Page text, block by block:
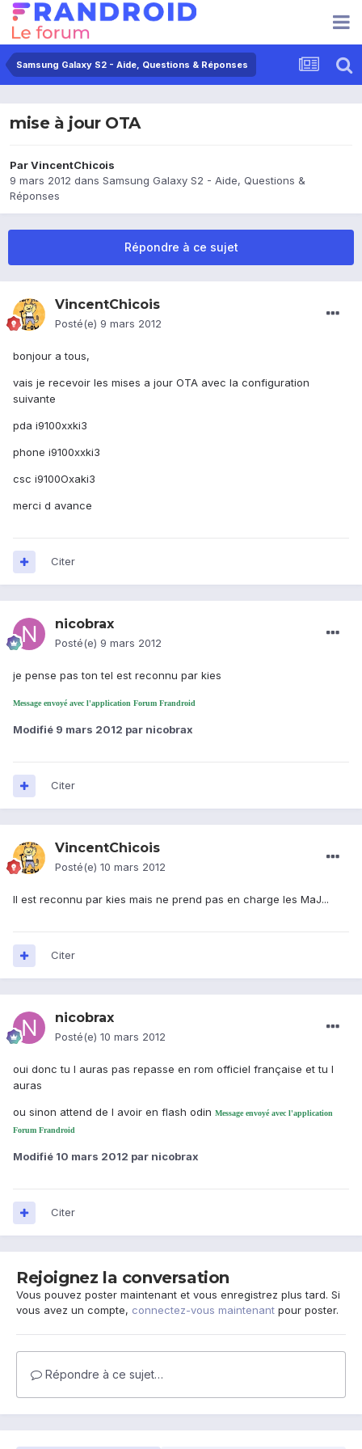
Samsung Galaxy S2 - Aide, Questions & Réponses
mise à jour OTA
ParVincentChicois
9 mars 2012 dans Samsung Galaxy S2 - Aide, Questions &
Réponses
Répondre à ce sujet
VincentChicois
Posté(e) 9 mars 2012
bonjour a tous,
vais je recevoir les mises a jour OTA avec la configuration
suivante
pda i9100xxki3
phone i9100xxki3
csc i9100Oxaki3
merci d avance
Citer
nicobrax
Posté(e) 9 mars 2012
je pense pas ton tel est reconnu par kies
Message envoyé avec l'application Forum Frandroid
Modifié 9 mars 2012 par nicobrax
Citer
VincentChicois
Posté(e) 10 mars 2012
Il est reconnu par kies mais ne prend pas en charge les MaJ...
Citer
nicobrax
Posté(e) 10 mars 2012
oui donc tu l auras pas repasse en rom officiel française et tu l
auras
ou sinon attend de l avoir en flash odin Message envoyé avec l'application
Forum Frandroid
Modifié 10 mars 2012 par nicobrax
Citer
Rejoignez la conversation
Vous pouvez poster maintenant et vous enregistrez plus tard. Si
vous avez un compte, connectez-vous maintenant pour poster.
Répondre à ce sujet…